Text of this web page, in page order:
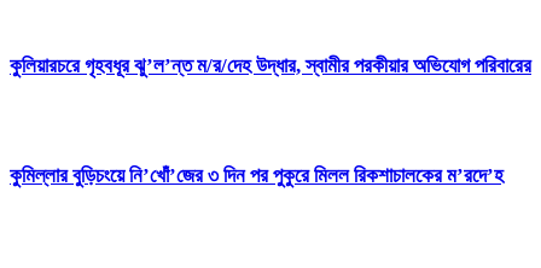
কুলিয়ারচরে গৃহবধূর ঝু’ল’ন্ত ম/র/দেহ উদ্ধার, স্বামীর পরকীয়ার অভিযোগ পরিবারের
কুমিল্লার বুড়িচংয়ে নি’খোঁ’জের ৩ দিন পর পুকুরে মিলল রিকশাচালকের ম’রদে’হ